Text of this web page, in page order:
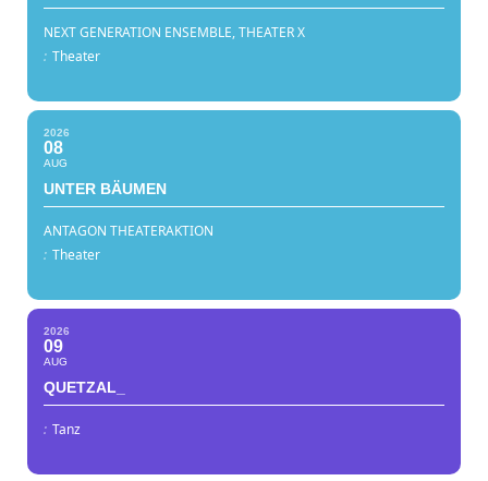
NEXT GENERATION ENSEMBLE, THEATER X
: Theater
2026
08
AUG
UNTER BÄUMEN
ANTAGON THEATERAKTION
: Theater
2026
09
AUG
QUETZAL_
: Tanz